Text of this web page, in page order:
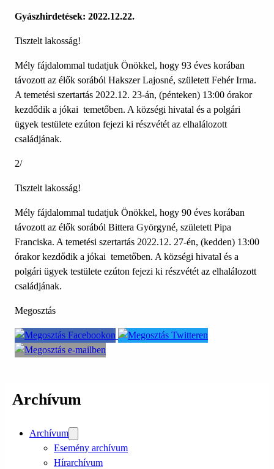
Gyászhirdetések: 2022.12.22.
Tisztelt lakosság!
Mély fájdalommal tudatjuk Önökkel, hogy 93 éves korában
távozott az élők sorából Hakszer Lajosné, született Fehér Irma.
A temetési szertartás 2022.12. 23-án, (pénteken) 13:00 órakor
kezdődik a jókai temetőben. A községi hivatal és a polgári
ügyek testülete ezúton fejezi ki részvétét az elhalálozott
családjának.
2/
Tisztelt lakosság!
Mély fájdalommal tudatjuk Önökkel, hogy 90 éves korában
távozott az élők sorából Bittera Györgyné, született Pipa
Franciska. A temetési szertartás 2022.12. 27-én, (kedden) 13:00
órakor kezdődik a jókai temetőben. A községi hivatal és a
polgári ügyek testülete ezúton fejezi ki részvétét az elhalálozott
családjának.
Megosztás
Archívum
Archívum
Esemény archívum
Hírarchívum